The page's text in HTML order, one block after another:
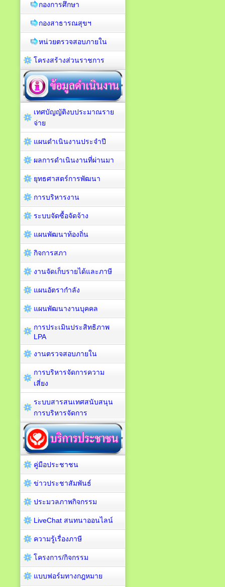
กองการศึกษา
กองสาธารณสุขฯ
หน่วยตรวจสอบภายใน
โครงสร้างส่วนราชการ
เทศบัญญัติงบประมาณราย
จ่าย
แผนดำเนินงานประจำปี
ผลการดำเนินงานที่ผ่านมา
ยุทธศาสตร์การพัฒนา
การบริหารงาน
ระบบจัดซื้อจัดจ้าง
แผนพัฒนาท้องถิ่น
กิจการสภา
งานจัดเก็บรายได้และภาษี
แผนอัตรากำลัง
แผนพัฒนางานบุคคล
การประเมินประสิทธิภาพ
LPA
งานตรวจสอบภายใน
การบริหารจัดการความ
เสี่ยง
ระบบสารสนเทศสนับสนุน
การบริหารจัดการ
คู่มือประชาชน
ข่าวประชาสัมพันธ์
ประมวลภาพกิจกรรม
LiveChat สนทนาออนไลน์
ความรู้เรื่องภาษี
โครงการ/กิจกรรม
แบบฟอร์มทางกฎหมาย